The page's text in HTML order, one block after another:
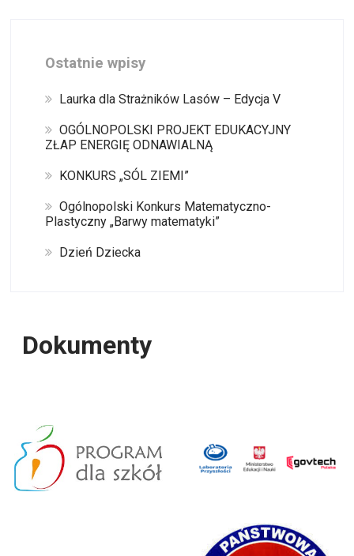
Ostatnie wpisy
Laurka dla Strażników Lasów – Edycja V
OGÓLNOPOLSKI PROJEKT EDUKACYJNY
ZŁAP ENERGIĘ ODNAWIALNĄ
KONKURS „SÓL ZIEMI”
Ogólnopolski Konkurs Matematyczno-
Plastyczny „Barwy matematyki”
Dzień Dziecka
Dokumenty